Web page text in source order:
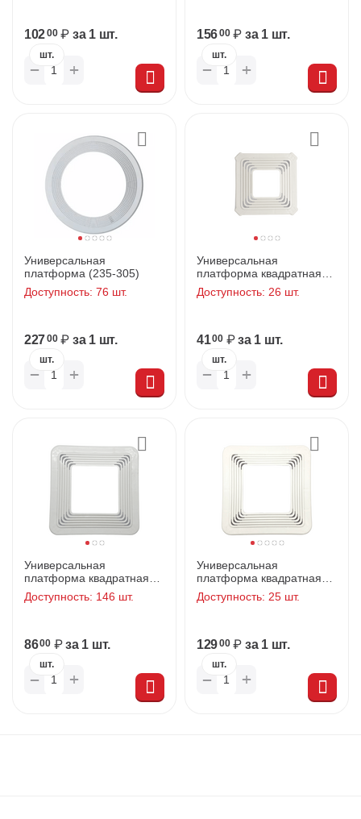
10200 ₽ за 1 шт.
+
−
шт.
15600 ₽ за 1 шт.
+
−
шт.
Универсальная
платформа (235-305)
Доступность: 76 шт.
22700 ₽ за 1 шт.
+
−
шт.
Универсальная
платформа квадратная
(50-90)
Доступность: 26 шт.
4100 ₽ за 1 шт.
+
−
шт.
Универсальная
платформа квадратная
(90-140)
Доступность: 146 шт.
8600 ₽ за 1 шт.
+
−
шт.
Универсальная
платформа квадратная
(150-200)
Доступность: 25 шт.
12900 ₽ за 1 шт.
+
−
шт.